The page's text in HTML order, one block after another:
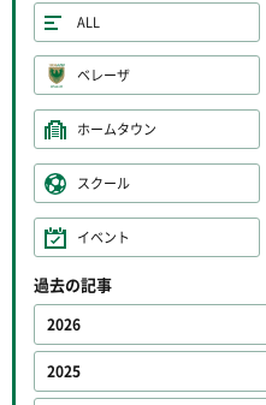
ALL
ベレーザ
ホームタウン
スクール
イベント
過去の記事
2026
2025